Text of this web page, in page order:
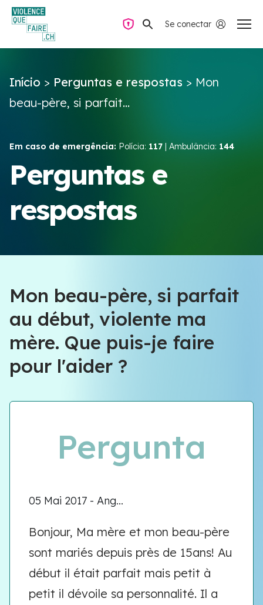
Se conectar
Perguntas e respostas
Violência no casal
Recursos e campanhas
Équipe VIOLENCE QUE FAIRE
Meet our team
Navegação privada
Início > Perguntas e respostas > Mon
beau-père, si parfait...
Em caso de emergência: Polícia: 117 | Ambulância: 144
Perguntas e
respostas
Mon beau-père, si parfait
au début, violente ma
mère. Que puis-je faire
pour l'aider ?
Pergunta
05 Mai 2017 - Ang...
Bonjour, Ma mère et mon beau-père
sont mariés depuis près de 15ans! Au
début il était parfait mais petit à
petit il dévoile sa personnalité. Il a